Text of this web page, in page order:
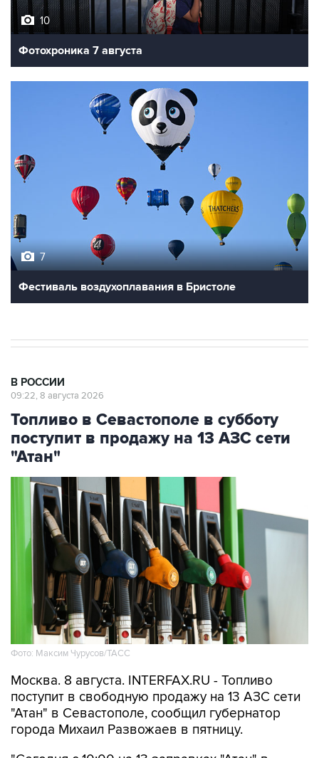
10
Фотохроника 7 августа
7
Фестиваль воздухоплавания в Бристоле
В РОССИИ
09:22, 8 августа 2026
Топливо в Севастополе в субботу
поступит в продажу на 13 АЗС сети
"Атан"
Фото: Максим Чурусов/ТАСС
Москва. 8 августа. INTERFAX.RU - Топливо
поступит в свободную продажу на 13 АЗС сети
"Атан" в Севастополе, сообщил губернатор
города Михаил Развожаев в пятницу.